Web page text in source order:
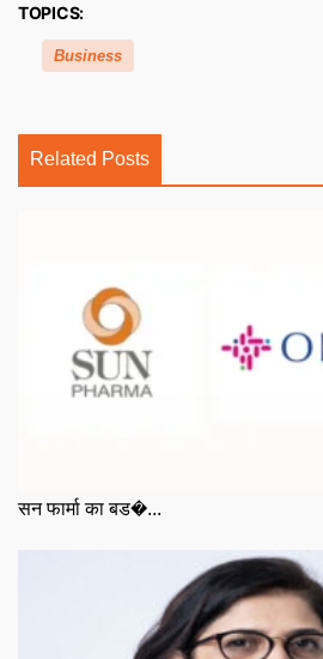
TOPICS:
Business
Related Posts
सन फार्मा का बड�...